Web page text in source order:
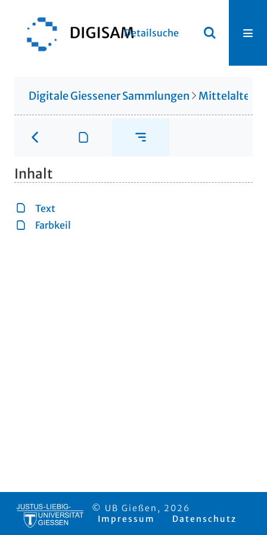
Detailsuche
Digitale Giessener Sammlungen
Inhalt
Text
Farbkeil
© UB Gießen, 2026
Impressum
Datenschutz